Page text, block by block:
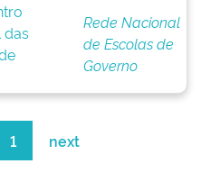
das
Rede Nacional
de Escolas de
Governo
1 next